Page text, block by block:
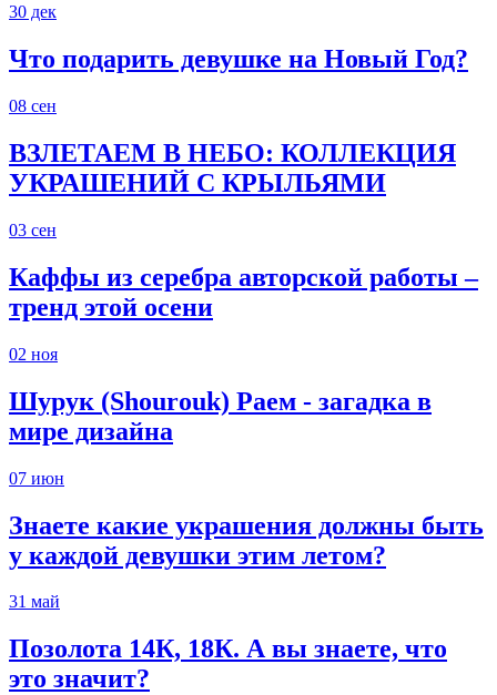
30 дек
Что подарить девушке на Новый Год?
08 сен
ВЗЛЕТАЕМ В НЕБО: КОЛЛЕКЦИЯ
УКРАШЕНИЙ С КРЫЛЬЯМИ
03 сен
Каффы из серебра авторской работы –
тренд этой осени
02 ноя
Шурук (Shourouk) Раем - загадка в
мире дизайна
07 июн
Знаете какие украшения должны быть
у каждой девушки этим летом?
31 май
Позолота 14К, 18К. А вы знаете, что
это значит?